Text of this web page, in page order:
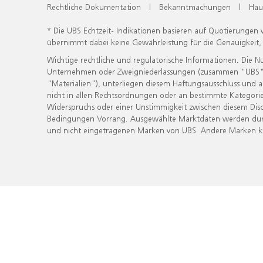
Rechtliche Dokumentation | Bekanntmachungen |
* Die UBS Echtzeit- Indikationen basieren auf
übernimmt dabei keine Gewährleistung für die
Wichtige rechtliche und regulatorische Informationen. Die
Unternehmen oder Zweigniederlassungen (zusammen
"Materialien"), unterliegen diesem Haftungsausschluss
nicht in allen Rechtsordnungen oder an bestimmte
Widerspruchs oder einer Unstimmigkeit zwischen diesem
Bedingungen Vorrang. Ausgewählte Marktdaten werden
und nicht eingetragenen Marken von UBS. Andere Marken